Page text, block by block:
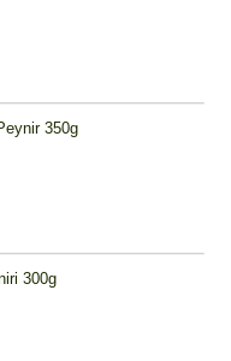
350g
300g